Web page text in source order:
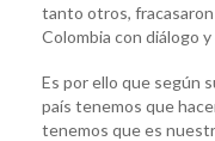
tanto otros,
Colombia con diálogo y
Es por ello que según
país tenemos que
tenemos que es